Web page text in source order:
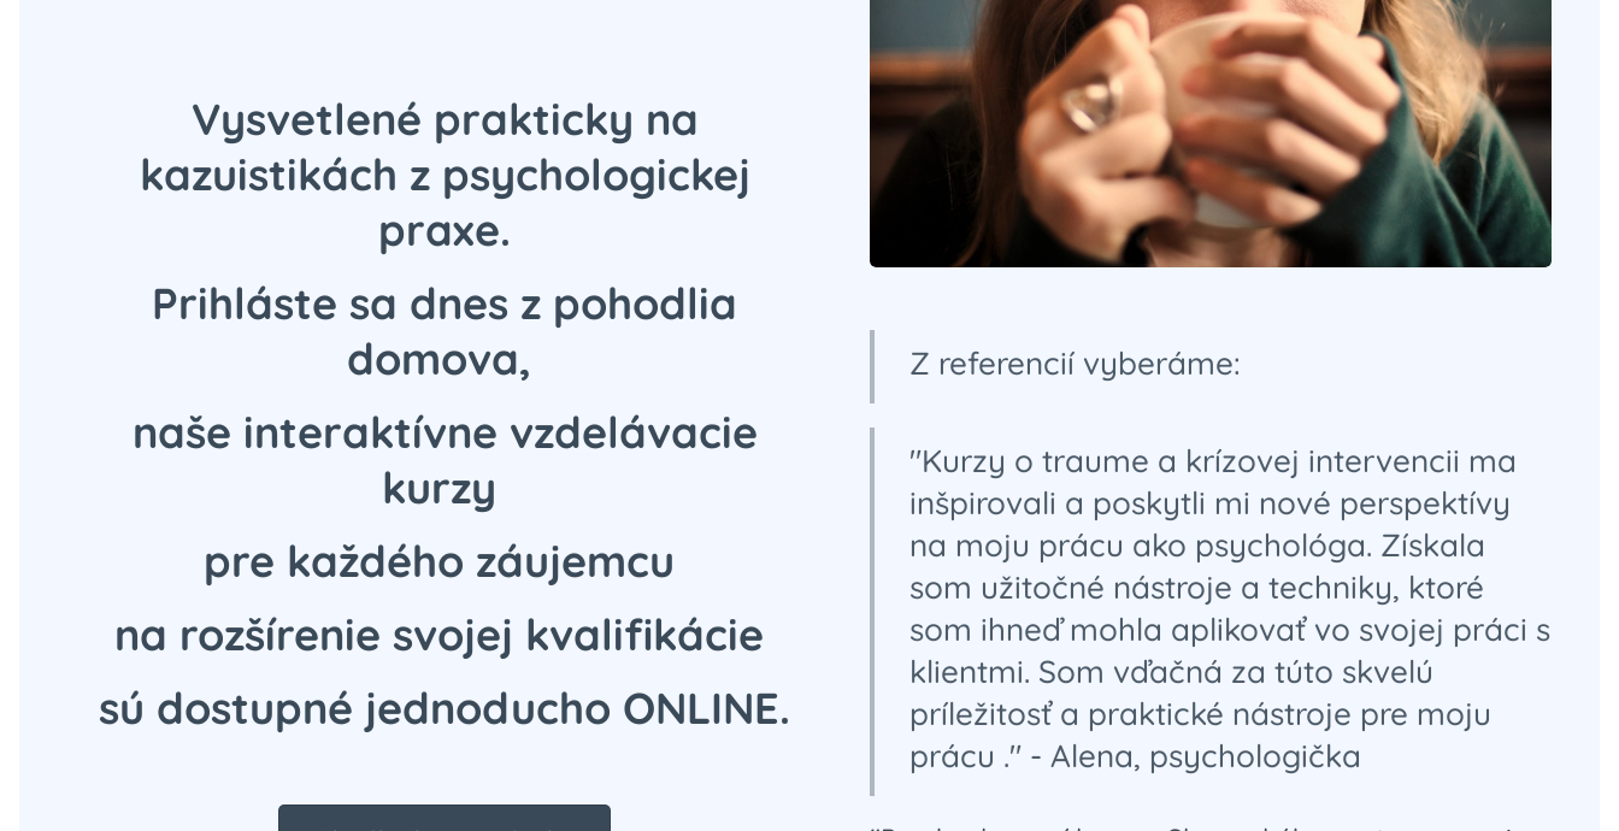
Vysvetlené prakticky na
kazuistikách z psychologickej
praxe.
Prihláste sa dnes z pohodlia
domova,
naše interaktívne vzdelávacie
kurzy
pre každého záujemcu
na rozšírenie svojej kvalifikácie
sú dostupné jednoducho ONLINE.
Z referencií vyberáme:
"Kurzy o traume a krízovej intervencii ma
inšpirovali a poskytli mi nové perspektívy
na moju prácu ako psychológa. Získala
som užitočné nástroje a techniky, ktoré
som ihneď mohla aplikovať vo svojej práci s
klientmi. Som vďačná za túto skvelú
príležitosť a praktické nástroje pre moju
prácu ." - Alena, psychologička